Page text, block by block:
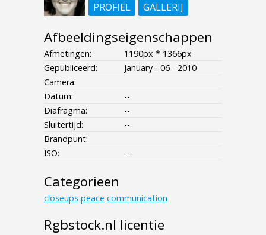
PROFIEL
GALLERIJ
Afbeeldingseigenschappen
Afmetingen:
1190px * 1366px
Gepubliceerd:
January - 06 - 2010
Camera:
Datum:
--
Diafragma:
--
Sluitertijd:
--
Brandpunt:
ISO:
--
Categorieen
closeups peace communication
Rgbstock.nl licentie